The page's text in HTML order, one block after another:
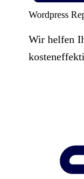
Wordpress
Wir helfen